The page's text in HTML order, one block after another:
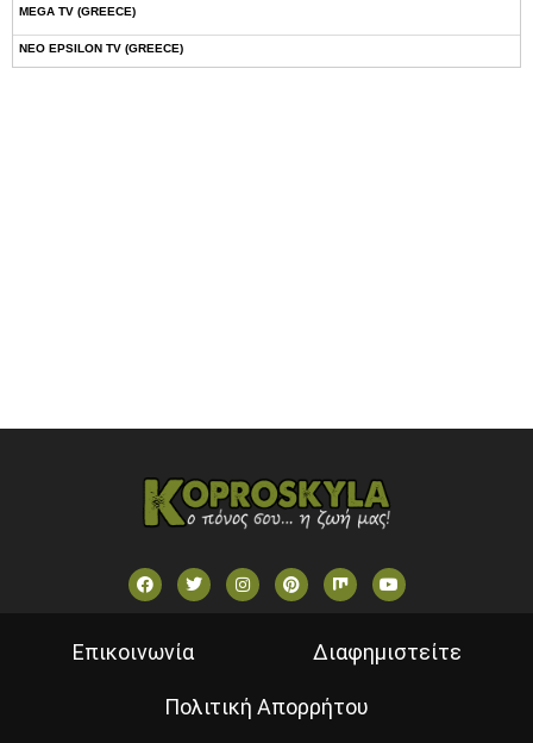
MEGA TV (GREECE)
NEO EPSILON TV (GREECE)
Επικοινωνία Διαφημιστείτε
Πολιτική Απορρήτου